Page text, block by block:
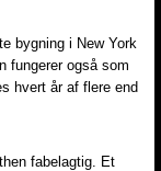
bygning i New York
fungerer også som
hvert år af flere end
fabelagtig. Et